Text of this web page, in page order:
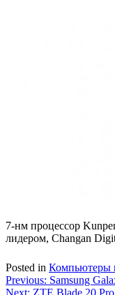
7-нм процессор
лидером, Changan
Posted in Компьютеры
Навигация
Previous: Samsung
Next: ZTE Blade 20